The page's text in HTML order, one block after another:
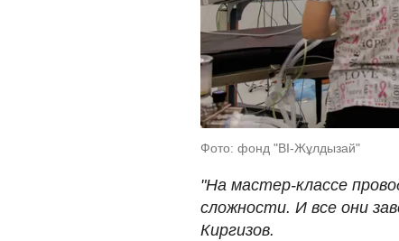
Фото: фонд "BI-Жұлдызай"
"На мастер-классе
сложности. И все они
Киргизов.